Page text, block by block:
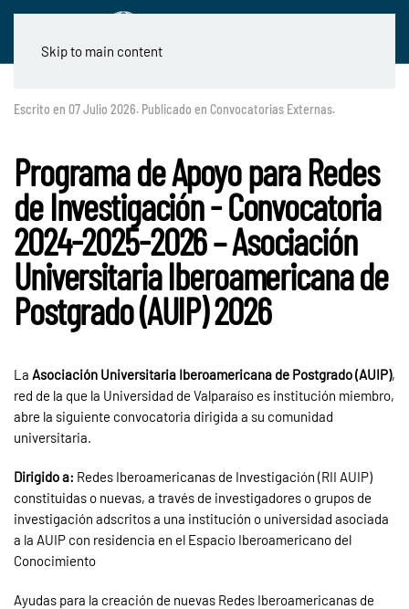
Skip to main content
Escrito en 07 Julio 2026. Publicado en Convocatorias Externas.
Programa de Apoyo para Redes
de Investigación - Convocatoria
2024-2025-2026 – Asociación
Universitaria Iberoamericana de
Postgrado (AUIP) 2026
La Asociación Universitaria Iberoamericana de Postgrado (AUIP),
red de la que la Universidad de Valparaíso es institución miembro,
abre la siguiente convocatoria dirigida a su comunidad
universitaria.
Dirigido a: Redes Iberoamericanas de Investigación (RII AUIP)
constituidas o nuevas, a través de investigadores o grupos de
investigación adscritos a una institución o universidad asociada
a la AUIP con residencia en el Espacio Iberoamericano del
Conocimiento
Ayudas para la creación de nuevas Redes Iberoamericanas de